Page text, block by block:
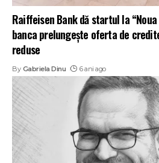
Raiffeisen Bank dă startul la
banca prelungește oferta de
reduse
By Gabriela Dinu 6 ani ago